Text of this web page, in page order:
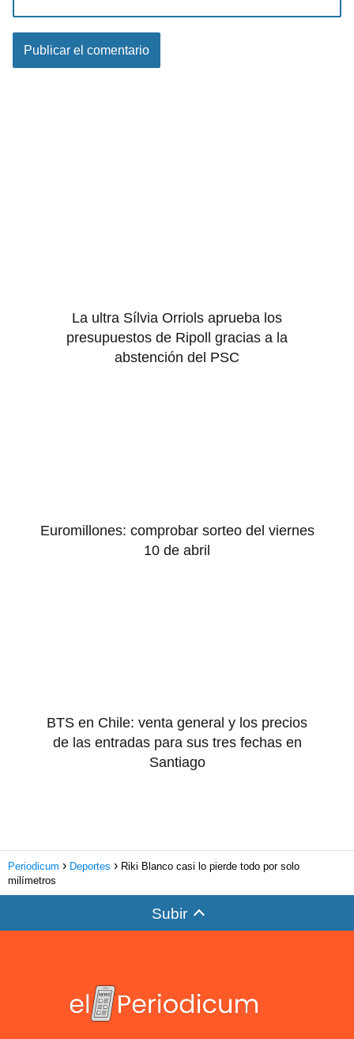
La ultra Sílvia Orriols aprueba los
presupuestos de Ripoll gracias a la
abstención del PSC
Euromillones: comprobar sorteo del viernes
10 de abril
BTS en Chile: venta general y los precios
de las entradas para sus tres fechas en
Santiago
Periodicum Deportes
Riki Blanco casi lo pierde todo por solo
milímetros
Subir